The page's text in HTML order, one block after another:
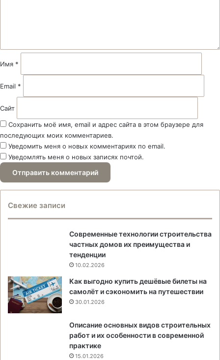
и
й
Имя *
Email *
Сайт
Сохранить моё имя, email и адрес сайта в этом браузере для
последующих моих комментариев.
Уведомить меня о новых комментариях по email.
Уведомлять меня о новых записях почтой.
Свежие записи
Современные технологии строительства
частных домов их преимущества и
тенденции
10.02.2026
Как выгодно купить дешёвые билеты на
самолёт и сэкономить на путешествии
30.01.2026
Описание основных видов строительных
работ и их особенности в современной
практике
15.01.2026